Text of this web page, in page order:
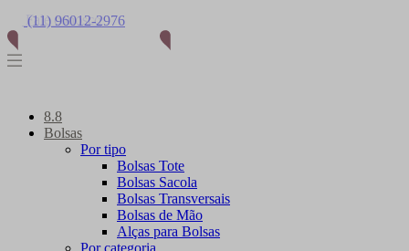
(11) 96012-2976
8.8
Bolsas
Por tipo
Bolsas Tote
Bolsas Sacola
Bolsas Transversais
Bolsas de Mão
Alças para Bolsas
Por categoria